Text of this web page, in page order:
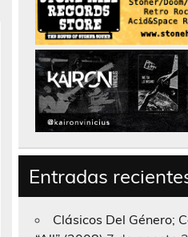
Entradas
Clásicos Del Género;